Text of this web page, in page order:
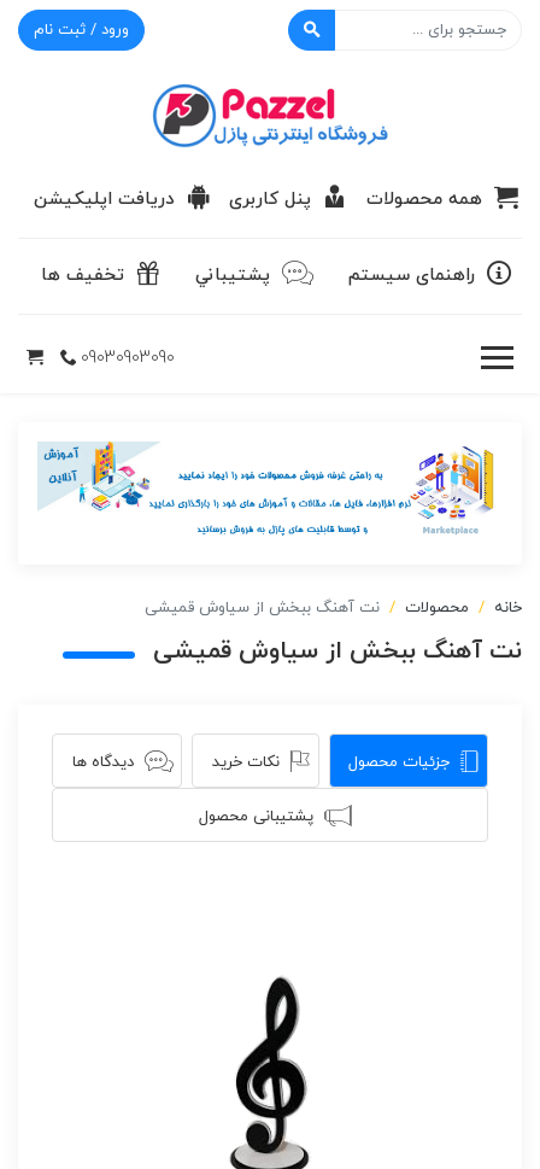
ورود / ثبت نام
همه محصولات پنل کاربری دریافت اپلیکیشن
راهنمای سیستم پشتيباني تخفیف ها
09030903090
خانه محصولات نت آهنگ ببخش از سیاوش قمیشی
نت آهنگ ببخش از سیاوش قمیشی
جزئیات محصول نکات خرید دیدگاه ها
پشتیبانی محصول